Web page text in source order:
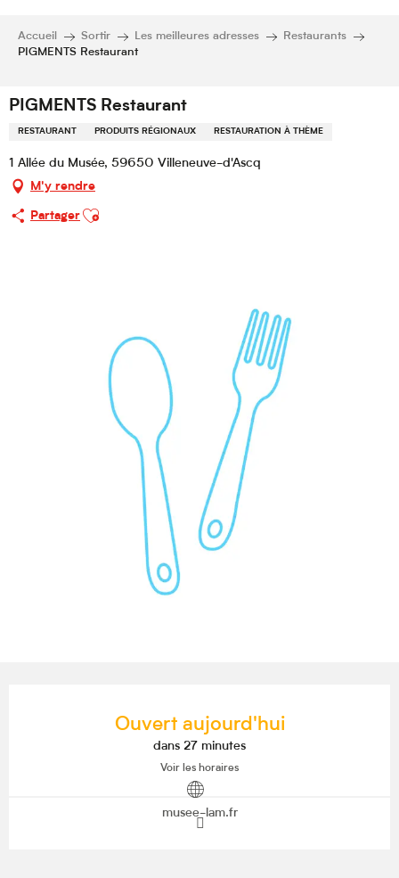
Accueil Sortir Les meilleures adresses
Restaurants
PIGMENTS Restaurant
PIGMENTS Restaurant
RESTAURANT PRODUITS RÉGIONAUX RESTAURATION À THÈME
1 Allée du Musée, 59650 Villeneuve-d'Ascq
M'y rendre
Partager
Ajouter aux favoris
Ouvert aujourd'hui
dans 27 minutes
Voir les horaires
musee-lam.fr